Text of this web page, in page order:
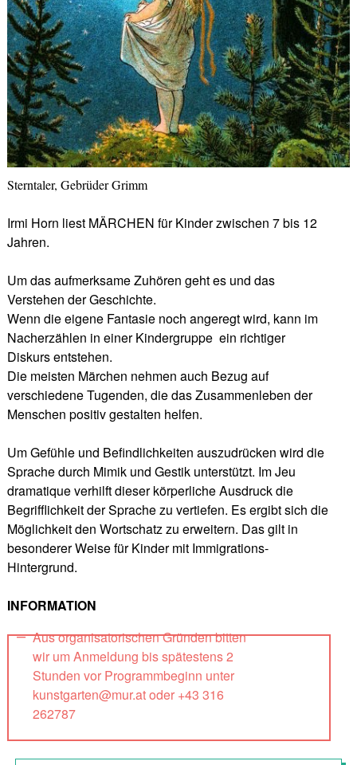
Sterntaler, Gebrüder Grimm
Irmi Horn liest MÄRCHEN für Kinder zwischen 7 bis 12
Jahren.
Um das aufmerksame Zuhören geht es und das
Verstehen der Geschichte.
Wenn die eigene Fantasie noch angeregt wird, kann im
Nacherzählen in einer Kindergruppe ein richtiger
Diskurs entstehen.
Die meisten Märchen nehmen auch Bezug auf
verschiedene Tugenden, die das Zusammenleben der
Menschen positiv gestalten helfen.
Um Gefühle und Befindlichkeiten auszudrücken wird die
Sprache durch Mimik und Gestik unterstützt. Im Jeu
dramatique verhilft dieser körperliche Ausdruck die
Begrifflichkeit der Sprache zu vertiefen. Es ergibt sich die
Möglichkeit den Wortschatz zu erweitern. Das gilt in
besonderer Weise für Kinder mit Immigrations-
Hintergrund.
INFORMATION
Aus organisatorischen Gründen bitten
wir um Anmeldung bis spätestens 2
Stunden vor Programmbeginn unter
kunstgarten@mur.at oder +43 316
262787